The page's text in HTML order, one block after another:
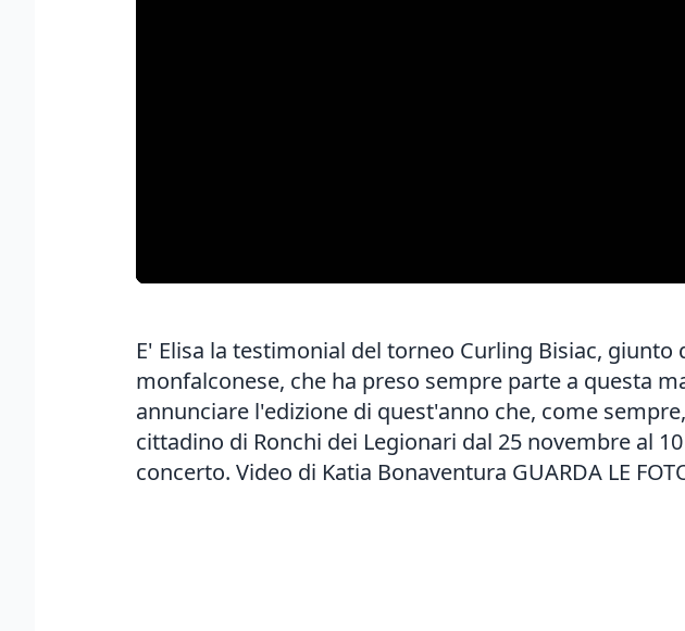
E' Elisa la testimonial del torneo Curling Bisiac,
monfalconese, che ha preso sempre parte a questa
annunciare l'edizione di quest'anno che, come
cittadino di Ronchi dei Legionari dal 25 novembre al
concerto. Video di Katia Bonaventura GUARDA LE